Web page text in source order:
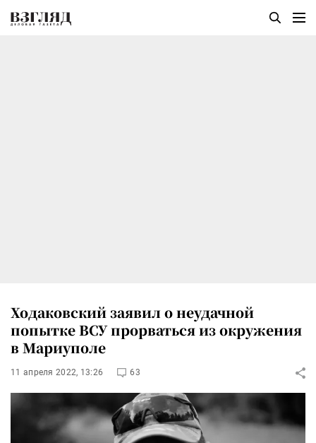
Ходаковский заявил о неудачной
попытке ВСУ прорваться из окружения
в Мариуполе
11 апреля 2022, 13:26 63